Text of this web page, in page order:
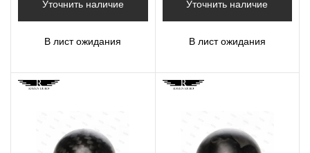
Уточнить наличие
В лист ожидания
Уточнить наличие
В лист ожидания